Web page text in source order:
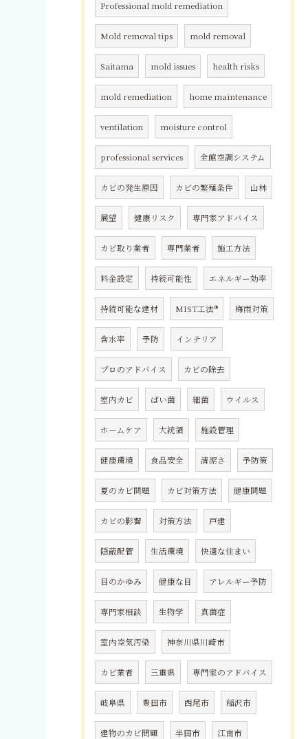
Professional mold remediation
Mold removal tips mold removal
Saitama mold issues health risks
mold remediation home maintenance
ventilation moisture control
professional services 全館空調システム
カビの発生原因 カビの繁殖条件 山林
展望 健康リスク 専門家アドバイス
カビ取り業者 専門業者 施工方法
料金設定 持続可能性 エネルギー効率
持続可能な建材 MIST工法® 梅雨対策
含水率 予防 インテリア
プロのアドバイス カビの除去
室内カビ ばい菌 細菌 ウイルス
ホームケア 大統領 施設管理
健康環境 食品安全 清潔さ 予防策
夏のカビ問題 カビ対策方法 健康問題
カビの影響 対策方法 戸建
隠蔽配管 生活環境 快適な住まい
目のかゆみ 健康な目 アレルギー予防
専門家相談 生物学 真菌症
室内空気汚染 神奈川県川崎市
カビ業者 三重県 専門家のアドバイス
岐阜県 豊田市 西尾市 稲沢市
建物のカビ問題 半田市 江南市